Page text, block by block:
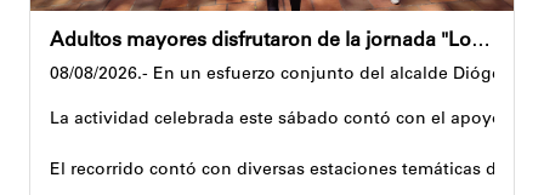
Adultos mayores disfrutaron de la jornada "Los abuelos ríen, Venezuela ríe"
08/08/2026.- En un esfuerzo conjunto del alcalde
La actividad celebrada este sábado contó con el apoyo
El recorrido contó con diversas estaciones temáticas